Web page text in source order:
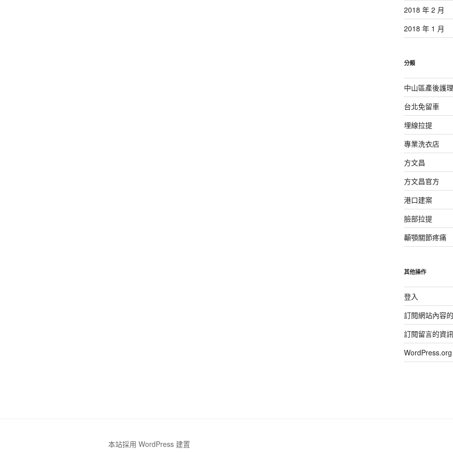
2018 年 2 月
2018 年 1 月
分類
中山區產後護
台北免留車
埋線拉提
專業洗衣店
方文昌
方文昌官方
港口建案
臉部拉提
顳顎關節疼痛
其他操作
登入
訂閱網站內容
訂閱留言的資
本站採用 WordPress 建置